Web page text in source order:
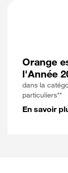
Orange
l'Année
dans la
particuliers**
En savoir